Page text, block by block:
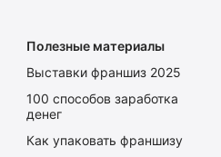
Полезные материалы
Выставки франшиз 2025
100 способов заработка
денег
Как упаковать франшизу